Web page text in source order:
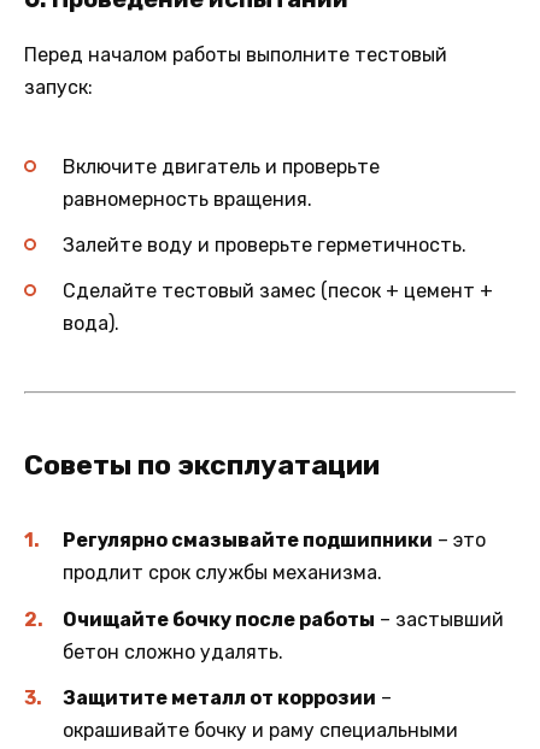
Перед началом работы выполните тестовый
запуск:
Включите двигатель и проверьте
равномерность вращения.
Залейте воду и проверьте герметичность.
Сделайте тестовый замес (песок + цемент +
вода).
Советы по эксплуатации
Регулярно смазывайте подшипники – это
продлит срок службы механизма.
Очищайте бочку после работы – застывший
бетон сложно удалять.
Защитите металл от коррозии –
окрашивайте бочку и раму специальными